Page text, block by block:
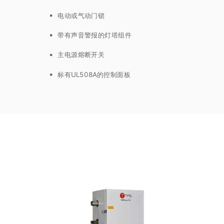
电动或气动门锁
带有声音警报的灯塔组件
主电源熔断开关
标有UL508A的控制面板